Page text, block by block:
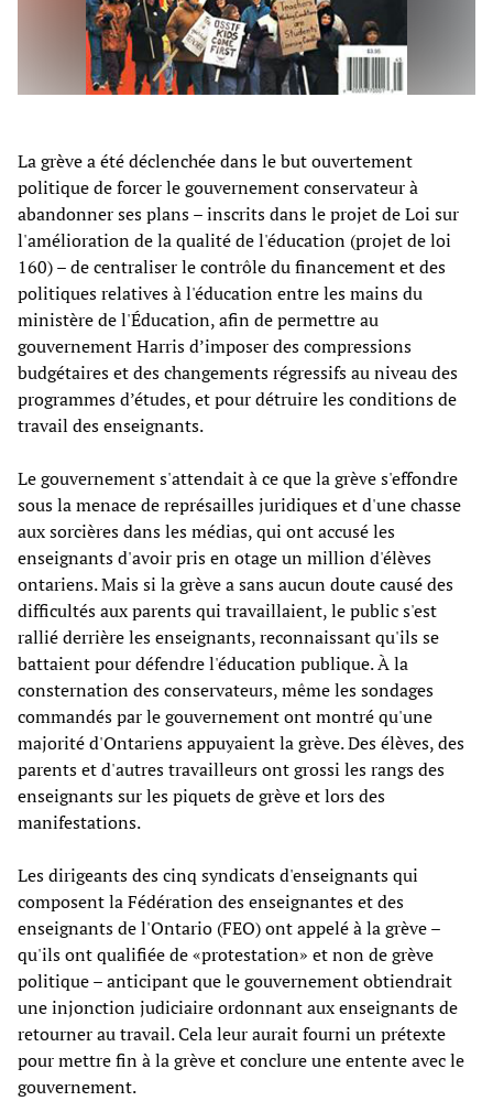
La grève a été déclenchée dans le but ouvertement
politique de forcer le gouvernement conservateur à
abandonner ses plans – inscrits dans le projet de Loi sur
l'amélioration de la qualité de l'éducation (projet de loi
160) – de centraliser le contrôle du financement et des
politiques relatives à l'éducation entre les mains du
ministère de l'Éducation, afin de permettre au
gouvernement Harris d’imposer des compressions
budgétaires et des changements régressifs au niveau des
programmes d’études, et pour détruire les conditions de
travail des enseignants.
Le gouvernement s'attendait à ce que la grève s'effondre
sous la menace de représailles juridiques et d'une chasse
aux sorcières dans les médias, qui ont accusé les
enseignants d'avoir pris en otage un million d'élèves
ontariens. Mais si la grève a sans aucun doute causé des
difficultés aux parents qui travaillaient, le public s'est
rallié derrière les enseignants, reconnaissant qu'ils se
battaient pour défendre l'éducation publique. À la
consternation des conservateurs, même les sondages
commandés par le gouvernement ont montré qu'une
majorité d'Ontariens appuyaient la grève. Des élèves, des
parents et d'autres travailleurs ont grossi les rangs des
enseignants sur les piquets de grève et lors des
manifestations.
Les dirigeants des cinq syndicats d'enseignants qui
composent la Fédération des enseignantes et des
enseignants de l'Ontario (FEO) ont appelé à la grève –
qu'ils ont qualifiée de «protestation» et non de grève
politique – anticipant que le gouvernement obtiendrait
une injonction judiciaire ordonnant aux enseignants de
retourner au travail. Cela leur aurait fourni un prétexte
pour mettre fin à la grève et conclure une entente avec le
gouvernement.